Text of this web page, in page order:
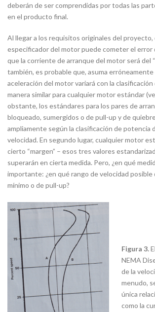
deberán de ser comprendidas por todas las
en el producto final.
Al llegar a los requisitos originales del proyecto,
especificador del motor puede cometer el error
que la corriente de arranque del motor será del
también, es probable que, asuma
aceleración del motor variará con la
manera similar para cualquier motor estándar
obstante, los estándares para los pares de
bloqueado, sumergidos o depull-up y de
ampliamente según la clasificación de potencia
velocidad. En segundo lugar, cualquier motor
cierto “margen” – esos tres valores
superarán en cierta medida. Pero, ¿en qué
importante: ¿en qué rango de velocidad posible
mínimo o depull-up?
Figura 3.
NEMA
de la
menudo,
única
como la